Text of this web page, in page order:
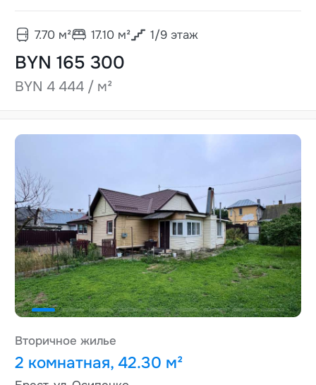
7.70м² 17.10м² 1/9этаж
BYN 165 300
BYN 4 444 / м²
Вторичное жилье
2 комнатная, 42.30 м²